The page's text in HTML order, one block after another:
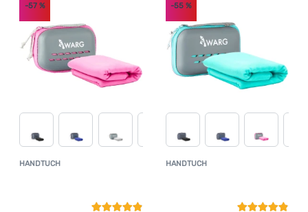
HANDTUCH Kundenbewertung
-57%
HANDTUCH
-55%